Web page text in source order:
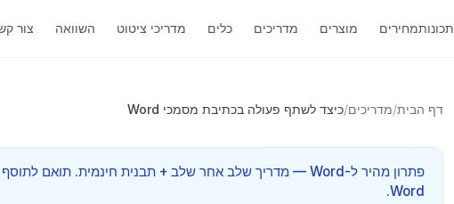
תכונותמחירים מוצרים מדריכים כלים מדריכי ציטוט השוואה צור
דף הבית/מדריכים/כיצד לשתף פעולה בכתיבת מסמכי Word
Word.